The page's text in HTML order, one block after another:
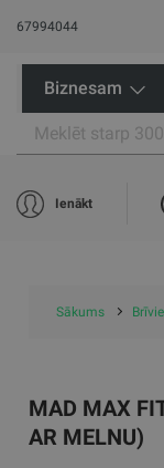
67994044
Biznesam
Ienākt
Sākums
MAD MAX
AR MELNU)